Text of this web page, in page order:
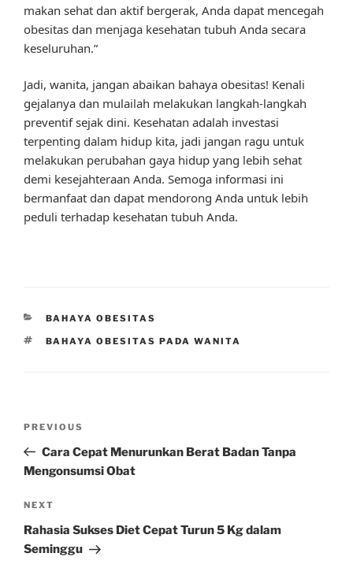
makan sehat dan aktif bergerak, Anda dapat mencegah
obesitas dan menjaga kesehatan tubuh Anda secara
keseluruhan.”
Jadi, wanita, jangan abaikan bahaya obesitas! Kenali
gejalanya dan mulailah melakukan langkah-langkah
preventif sejak dini. Kesehatan adalah investasi
terpenting dalam hidup kita, jadi jangan ragu untuk
melakukan perubahan gaya hidup yang lebih sehat
demi kesejahteraan Anda. Semoga informasi ini
bermanfaat dan dapat mendorong Anda untuk lebih
peduli terhadap kesehatan tubuh Anda.
CATEGORIES
BAHAYA OBESITAS
TAGS
BAHAYA OBESITAS PADA WANITA
Previous
Post
PREVIOUS
Cara Cepat Menurunkan Berat Badan Tanpa
Mengonsumsi Obat
Next
Post
NEXT
Rahasia Sukses Diet Cepat Turun 5 Kg dalam
Seminggu